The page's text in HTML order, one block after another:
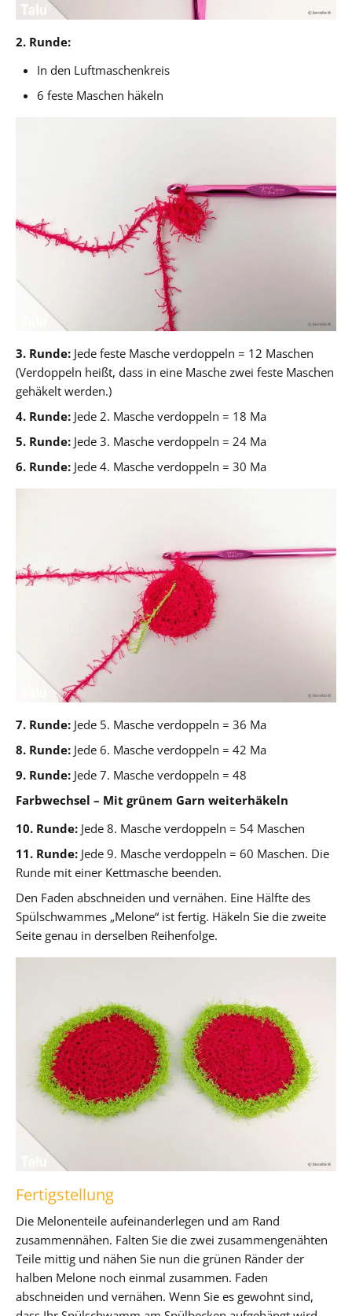
2. Runde:
In den Luftmaschenkreis
6 feste Maschen häkeln
3. Runde: Jede feste Masche verdoppeln = 12 Maschen
(Verdoppeln heißt, dass in eine Masche zwei feste Maschen
gehäkelt werden.)
4. Runde: Jede 2. Masche verdoppeln = 18 Ma
5. Runde: Jede 3. Masche verdoppeln = 24 Ma
6. Runde: Jede 4. Masche verdoppeln = 30 Ma
7. Runde: Jede 5. Masche verdoppeln = 36 Ma
8. Runde: Jede 6. Masche verdoppeln = 42 Ma
9. Runde: Jede 7. Masche verdoppeln = 48
Farbwechsel – Mit grünem Garn weiterhäkeln
10. Runde: Jede 8. Masche verdoppeln = 54 Maschen
11. Runde: Jede 9. Masche verdoppeln = 60 Maschen. Die
Runde mit einer Kettmasche beenden.
Den Faden abschneiden und vernähen. Eine Hälfte des
Spülschwammes „Melone“ ist fertig. Häkeln Sie die zweite
Seite genau in derselben Reihenfolge.
Fertigstellung
Die Melonenteile aufeinanderlegen und am Rand
zusammennähen. Falten Sie die zwei zusammengenähten
Teile mittig und nähen Sie nun die grünen Ränder der
halben Melone noch einmal zusammen. Faden
abschneiden und vernähen. Wenn Sie es gewohnt sind,